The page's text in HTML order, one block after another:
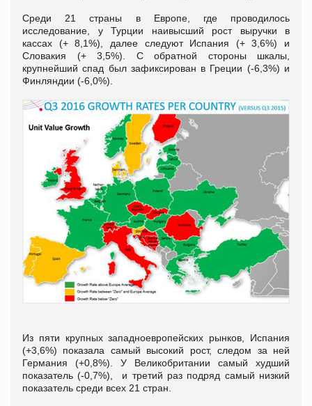
Среди 21 страны в Европе, где проводилось
исследование, у Турции наивысший рост выручки в
кассах (+ 8,1%), далее следуют Испания (+ 3,6%) и
Словакия (+ 3,5%). С обратной стороны шкалы,
крупнейший спад был зафиксирован в Греции (-6,3%) и
Финляндии (-6,0%).
Из пяти крупных западноевропейских рынков, Испания
(+3,6%) показала самый высокий рост, следом за ней
Германия (+0,8%). У Великобритании самый худший
показатель (-0,7%), и третий раз подряд самый низкий
показатель среди всех 21 стран.